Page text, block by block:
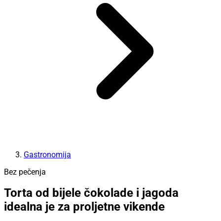
Gastronomija
Bez pečenja
Torta od bijele čokolade i jagoda
idealna je za proljetne vikende